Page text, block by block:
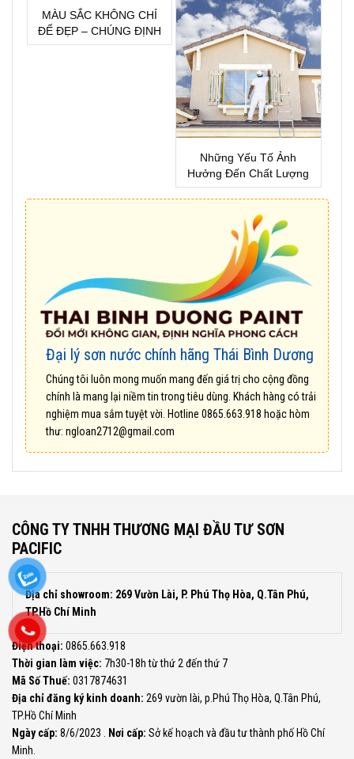
Chọn Sơn Nước
Bắt Buộc Khi Xây Nhà?
MÀU SẮC KHÔNG CHỈ
ĐỂ ĐẸP – CHÚNG ĐỊNH
HÌNH CẢM XÚC CỦA
Những Yếu Tố Ảnh
Hưởng Đến Chất Lượng
Sơn Nhà !
Đại lý sơn nước chính hãng Thái Bình Dương
Chúng tôi luôn mong muốn mang đến giá trị cho cộng đồng
chính là mang lại niềm tin trong tiêu dùng. Khách hàng có trải
nghiệm mua sắm tuyệt vời. Hotline 0865.663.918 hoặc hòm
thư: ngloan2712@gmail.com
CÔNG TY TNHH THƯƠNG MẠI ĐẦU TƯ SƠN
PACIFIC
Địa chỉ showroom: 269 Vườn Lài, P. Phú Thọ Hòa, Q.Tân Phú,
TP.Hồ Chí Minh
Điện thoại: 0865.663.918
Thời gian làm việc: 7h30-18h từ thứ 2 đến thứ 7
Mã Số Thuế: 0317874631
Địa chỉ đăng ký kinh doanh: 269 vườn lài, p.Phú Thọ Hòa, Q.Tân Phú,
TP.Hồ Chí Minh
Ngày cấp: 8/6/2023 . Nơi cấp: Sở kế hoạch và đầu tư thành phố Hồ Chí
Minh.